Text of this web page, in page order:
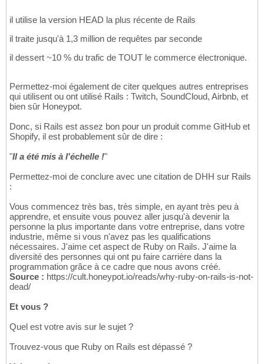
il utilise la version HEAD la plus récente de Rails
il traite jusqu'à 1,3 million de requêtes par seconde
il dessert ~10 % du trafic de TOUT le commerce électronique.
Permettez-moi également de citer quelques autres entreprises
qui utilisent ou ont utilisé Rails : Twitch, SoundCloud, Airbnb, et
bien sûr Honeypot.
Donc, si Rails est assez bon pour un produit comme GitHub et
Shopify, il est probablement sûr de dire :
"Il a été mis à l'échelle !"
Permettez-moi de conclure avec une citation de DHH sur Rails
:
Vous commencez très bas, très simple, en ayant très peu à
apprendre, et ensuite vous pouvez aller jusqu'à devenir la
personne la plus importante dans votre entreprise, dans votre
industrie, même si vous n'avez pas les qualifications
nécessaires. J'aime cet aspect de Ruby on Rails. J'aime la
diversité des personnes qui ont pu faire carrière dans la
programmation grâce à ce cadre que nous avons créé.
Source : https://cult.honeypot.io/reads/why-ruby-on-rails-is-not-
dead/
Et vous ?
Quel est votre avis sur le sujet ?
Trouvez-vous que Ruby on Rails est dépassé ?